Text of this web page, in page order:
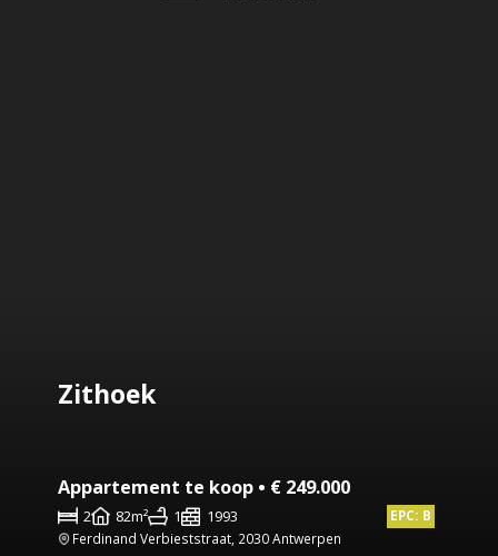
Zithoek
Appartement te koop • € 249.000
2 82m² 1 1993
EPC: B
Ferdinand Verbieststraat, 2030 Antwerpen